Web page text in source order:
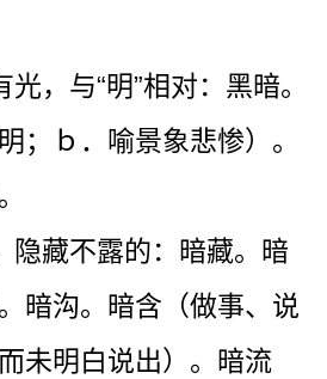
光，与“明”相对：黑暗。
；ｂ．喻景象悲惨）。
隐藏不露的：暗藏。暗
暗沟。暗含（做事、说
未明白说出）。暗流